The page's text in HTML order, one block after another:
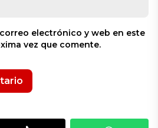
electrónico y web en este
vez que comente.